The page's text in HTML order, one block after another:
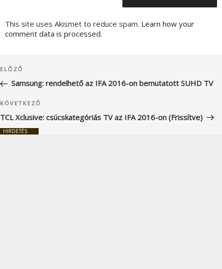
This site uses Akismet to reduce spam. Learn how your
comment data is processed.
navigáció
Korábbi
bejegyzés
ELŐZŐ
Samsung: rendelhető az IFA 2016-on bemutatott SUHD TV
Következő
bejegyzés
KÖVETKEZŐ
TCL Xclusive: csúcskategóriás TV az IFA 2016-on (Frissítve)
HIRDETÉS